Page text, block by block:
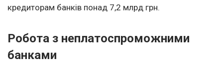
кредиторам банків понад 7,2 млрд грн.
Робота з неплатоспроможними
банками